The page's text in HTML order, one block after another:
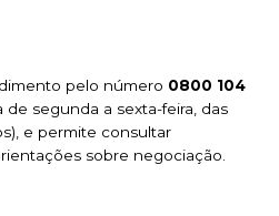
pelo número 0800 104
de segunda a sexta-feira, das
e permite consultar
sobre negociação.